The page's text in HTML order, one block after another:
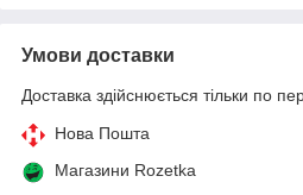
Умови доставки
Доставка здійснюється тільки по
Нова Пошта
Магазини Rozetka